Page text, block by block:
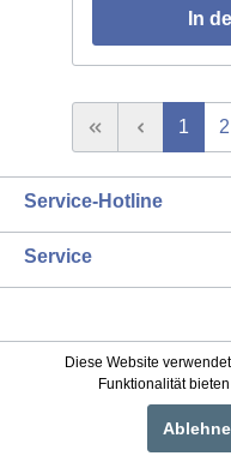
In
1 2
Service-Hotline
Service
* Alle Preise inkl.
Versandkostenund
Diese Website
Funktionalität